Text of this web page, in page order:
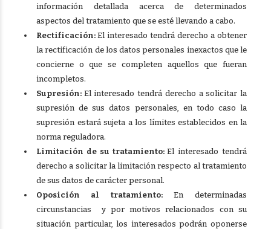
información detallada acerca de determinados
aspectos del tratamiento que se esté llevando a cabo.
Rectificación: El interesado tendrá derecho a obtener
la rectificación de los datos personales inexactos que le
concierne o que se completen aquellos que fueran
incompletos.
Supresión: El interesado tendrá derecho a solicitar la
supresión de sus datos personales, en todo caso la
supresión estará sujeta a los límites establecidos en la
norma reguladora.
Limitación de su tratamiento:El interesado tendrá
derecho a solicitar la limitación respecto al tratamiento
de sus datos de carácter personal.
Oposición al tratamiento: En determinadas
circunstancias y por motivos relacionados con su
situación particular, los interesados podrán oponerse